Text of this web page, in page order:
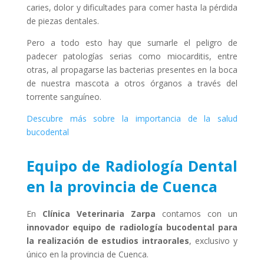
caries, dolor y dificultades para comer hasta la pérdida
de piezas dentales.
Pero a todo esto hay que sumarle el peligro de
padecer patologías serias como miocarditis, entre
otras, al propagarse las bacterias presentes en la boca
de nuestra mascota a otros órganos a través del
torrente sanguíneo.
Descubre más sobre la importancia de la salud
bucodental
Equipo de Radiología Dental
en la provincia de Cuenca
En Clínica Veterinaria Zarpa contamos con un
innovador equipo de radiología bucodental para
la realización de estudios intraorales, exclusivo y
único en la provincia de Cuenca.